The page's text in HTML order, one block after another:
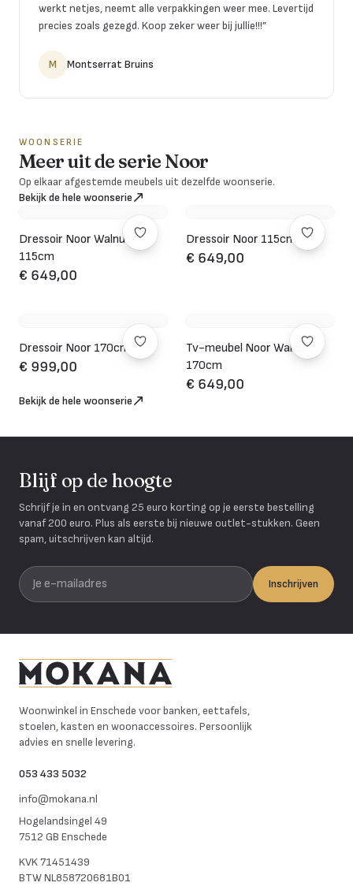
werkt netjes, neemt alle verpakkingen weer mee. Levertijd
precies zoals gezegd. Koop zeker weer bij jullie!!!”
M Montserrat Bruins
WOONSERIE
Meer uit de serie Noor
Op elkaar afgestemde meubels uit dezelfde woonserie.
Bekijk de hele woonserie
Dressoir Noor Walnut
115cm
€ 649,00
Dressoir Noor 115cm
€ 649,00
Dressoir Noor 170cm
€ 999,00
Tv-meubel Noor Walnut
170cm
€ 649,00
Bekijk de hele woonserie
Blijf op de hoogte
Schrijf je in en ontvang 25 euro korting op je eerste bestelling
vanaf 200 euro. Plus als eerste bij nieuwe outlet-stukken. Geen
spam, uitschrijven kan altijd.
Je e-mailadres
Inschrijven
Woonwinkel in Enschede voor banken, eettafels,
stoelen, kasten en woonaccessoires. Persoonlijk
advies en snelle levering.
053 433 5032
info@mokana.nl
Hogelandsingel 49
7512 GB Enschede
KVK71451439
BTWNL858720681B01